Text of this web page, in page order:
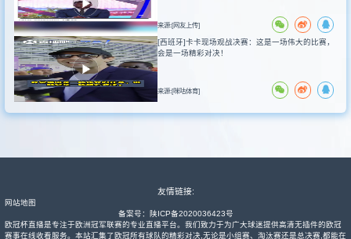
来源:[网友上传]
[西班牙]卡卡现场观战决赛：这是一场伟大的比赛，
会是一场精彩对决！
来源:[咪咕体育]
友情链接:
网站地图
备案号：
陕ICP备2020036423号
欧冠杯直播是专注于欧洲冠军联赛的专业直播平台。我们致力于为广大球迷提供高清无插件的欧冠
赛事在线收看服务。本站汇集了欧冠所有球队的精彩对决,无论是小组赛、淘汰赛还是总决赛,都能在